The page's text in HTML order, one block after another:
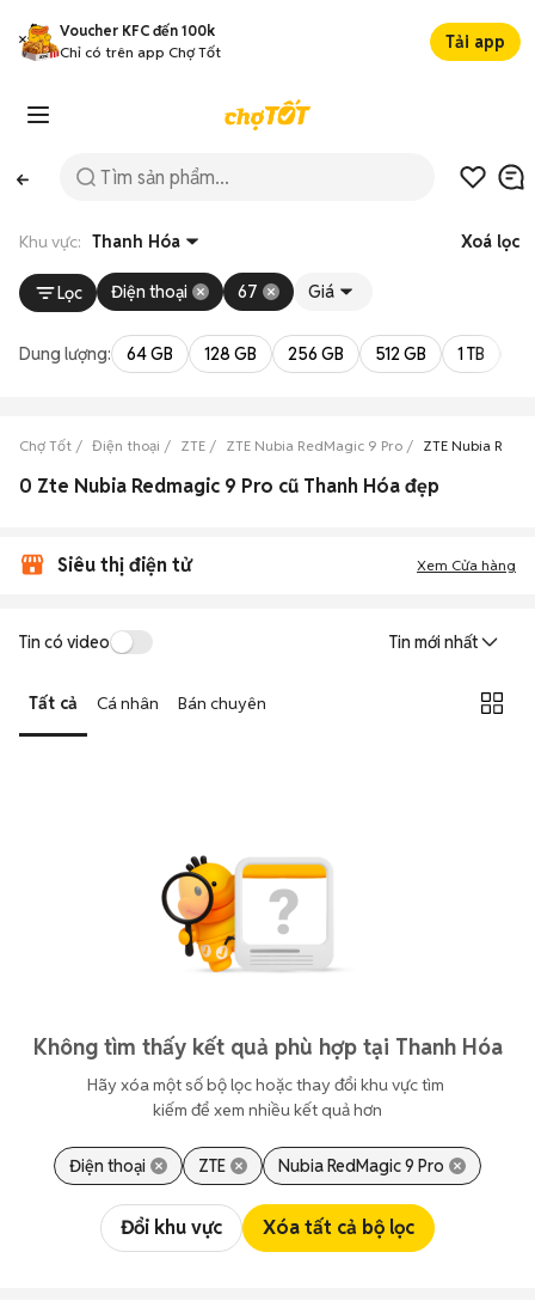
Voucher KFC đến 100k
Chỉ có trên app Chợ Tốt
Tải app
Khu vực: Thanh Hóa Xoá lọc
Lọc Điện thoại 67 Giá
Dung lượng: 64 GB 128 GB 256 GB 512 GB 1 TB
Chợ Tốt Điện thoại ZTE ZTE Nubia RedMagic 9 Pro ZTE Nubia
0 Zte Nubia Redmagic 9 Pro cũ Thanh Hóa đẹp
Siêu thị điện tử Xem Cửa hàng
Tin có video Tin mới nhất
Tất cả Cá nhân Bán chuyên
Không tìm thấy kết quả phù hợp tại Thanh Hóa
Hãy xóa một số bộ lọc hoặc thay đổi khu vực tìm
kiếm để xem nhiều kết quả hơn
Điện thoại ZTE Nubia RedMagic 9 Pro
Đổi khu vực Xóa tất cả bộ lọc